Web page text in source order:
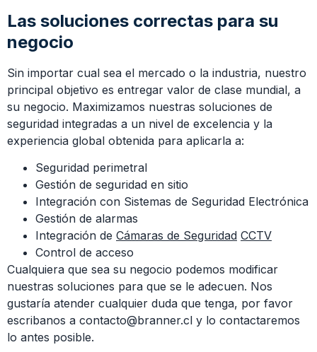
Las soluciones correctas para su
negocio
Sin importar cual sea el mercado o la industria, nuestro
principal objetivo es entregar valor de clase mundial, a
su negocio. Maximizamos nuestras soluciones de
seguridad integradas a un nivel de excelencia y la
experiencia global obtenida para aplicarla a:
Seguridad perimetral
Gestión de seguridad en sitio
Integración con Sistemas de Seguridad Electrónica
Gestión de alarmas
Integración de Cámaras de Seguridad CCTV
Control de acceso
Cualquiera que sea su negocio podemos modificar
nuestras soluciones para que se le adecuen. Nos
gustaría atender cualquier duda que tenga, por favor
escribanos a contacto@branner.cl y lo contactaremos
lo antes posible.